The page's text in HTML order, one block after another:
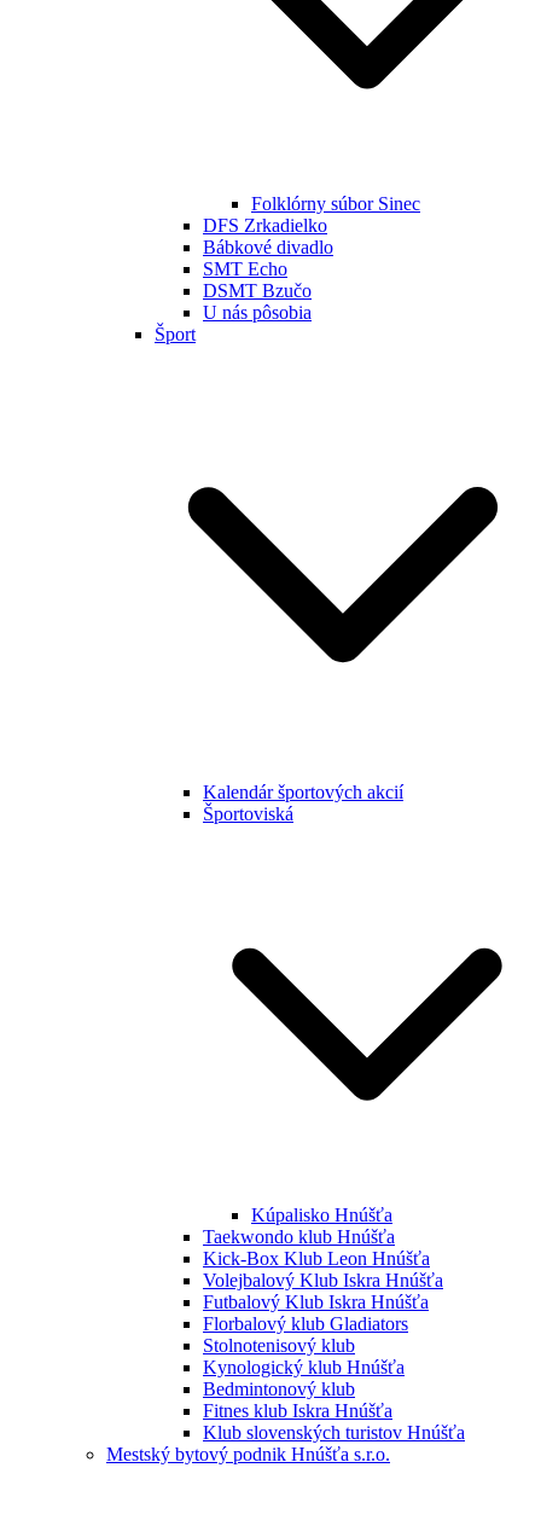
Folklórny súbor Sinec
DFS Zrkadielko
Bábkové divadlo
SMT Echo
DSMT Bzučo
U nás pôsobia
Šport
Kalendár športových akcií
Športoviská
Kúpalisko Hnúšťa
Taekwondo klub Hnúšťa
Kick-Box Klub Leon Hnúšťa
Volejbalový Klub Iskra Hnúšťa
Futbalový Klub Iskra Hnúšťa
Florbalový klub Gladiators
Stolnotenisový klub
Kynologický klub Hnúšťa
Bedmintonový klub
Fitnes klub Iskra Hnúšťa
Klub slovenských turistov Hnúšťa
Mestský bytový podnik Hnúšťa s.r.o.